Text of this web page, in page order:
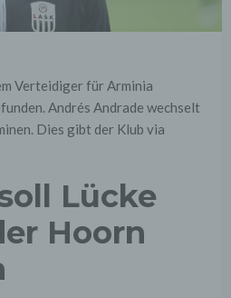
Verteidiger für Arminia
Andrés Andrade wechselt
Dies gibt der Klub via
Lücke
Hoorn